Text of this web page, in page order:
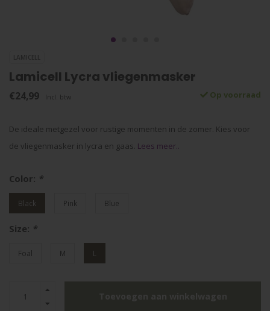
LAMICELL
Lamicell Lycra vliegenmasker
€24,99 Incl. btw Op voorraad
De ideale metgezel voor rustige momenten in de zomer. Kies voor
de vliegenmasker in lycra en gaas. Lees meer..
Color: *
Black Pink Blue
Size: *
Foal M L